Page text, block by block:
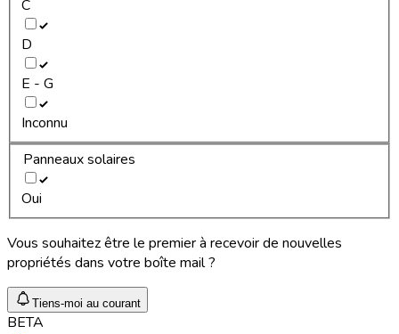
C
D
E - G
Inconnu
Panneaux solaires
Oui
Vous souhaitez être le premier à recevoir de nouvelles
propriétés dans votre boîte mail ?
Tiens-moi au courant
BETA